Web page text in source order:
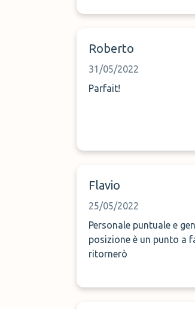
Roberto
31/05/2022
Parfait!
Flavio
25/05/2022
Personale puntuale e
posizione è un punto a
ritornerò